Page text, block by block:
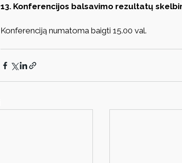
13. Konferencijos balsavimo rezultatų
Konferenciją numatoma baigti 15.00 val.